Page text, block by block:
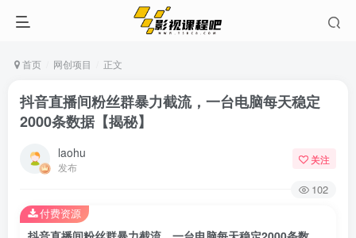
首页 网创项目 正文
抖音直播间粉丝群暴力截流，一台电脑每天稳定
2000条数据【揭秘】
laohu
发布
关注
102
付费资源